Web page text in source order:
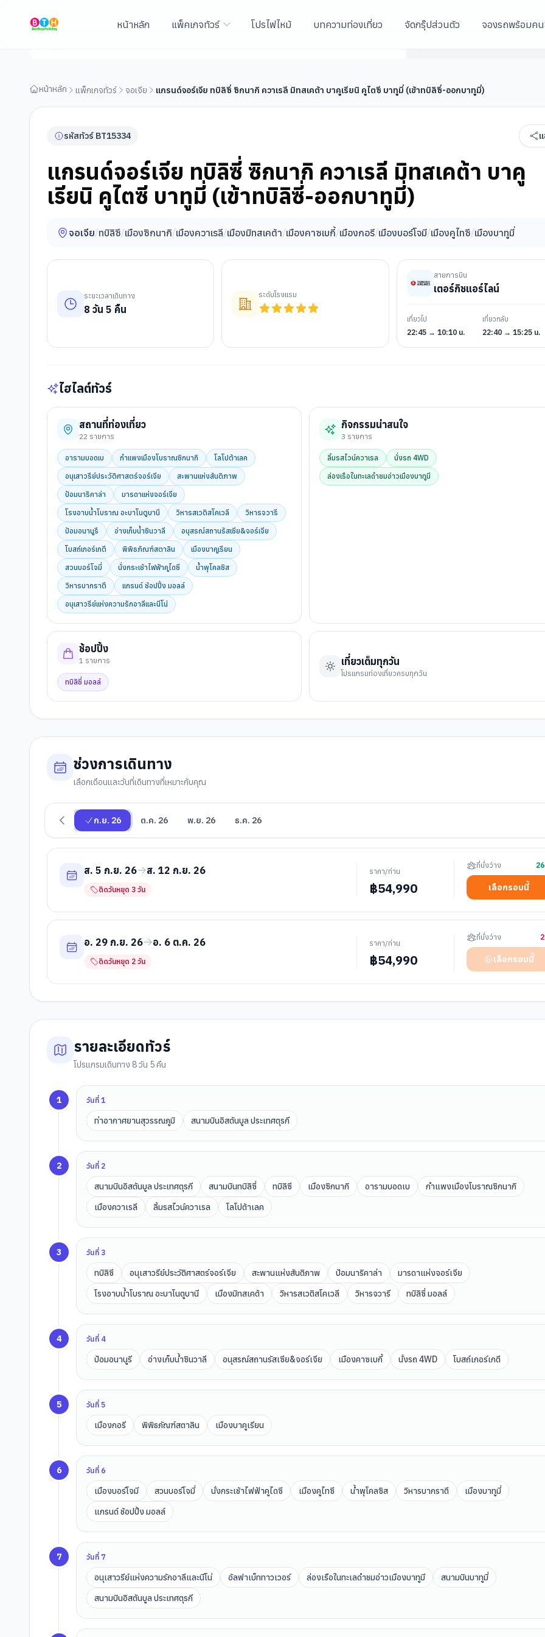
หน้าหลัก แพ็คเกจทัวร์ โปรไฟไหม้ บทความท่องเที่ยว จัดกรุ๊ปส่วนตัว จองรถพร้อมค
แกรนด์จอร์เจีย ทบิลิซี่ ซิกนากิ ควาเรลี มิทสเคต้า บาคูเรียนิ คูไตซี บาทูมี่ (เข้าทบิลิซี่-ออก
หน้าหลัก แพ็กเกจทัวร์ จอเจีย แกรนด์จอร์เจีย ทบิลิซี่ ซิกนากิ ควาเรลี มิทสเคต้า บาคูเรียนิ คูไตซี บาทูมี่ (เข้าทบิลิซี่-ออกบาทูมี่)
รหัสทัวร์ BT15334
แกรนด์จอร์เจีย ทบิลิซี่ ซิกนากิ ควาเรลี มิทสเคต้า บาคู
เรียนิ คูไตซี บาทูมี่ (เข้าทบิลิซี่-ออกบาทูมี่)
จอเจีย/ทบิลิซี/เมืองซิกนากิ/เมืองควาเรลี/เมืองมิทสเคต้า/เมืองคาซเบกี้/เมืองกอรี/เมืองบอร์โจมี/เมืองคูไทซี/เมืองบาทูมี่
ระยะเวลาเดินทาง
8 วัน 5 คืน
ระดับโรงแรม
สายการบิน
เตอร์กิชแอร์ไลน์
เที่ยวไป
22:45 → 10:10 น.
เที่ยวกลับ
22:40 → 15:25 น.
ไฮไลต์ทัวร์
สถานที่ท่องเที่ยว
22 รายการ
อารามบอดเบ กำแพงเมืองโบราณซิกนากิ
โลโปต้าเลค
อนุเสาวรีย์ประวัติศาสตร์จอร์เจีย
สะพานแห่งสันติภาพ
ป้อมนาริคาล่า
มารดาแห่งจอร์เจีย
โรงอาบน้ำโบราณ อะบาโนตูบานี
วิหารสเวติสโคเวลี
วิหารจวารี
ป้อมอนานูรี
อ่างเก็บน้ำซินวาลี
อนุสรณ์สถานรัสเซีย&จอร์เจีย
โบสถ์เกอร์เกตี
พิพิธภัณฑ์สตาลิน
เมืองบาคูเรียน
สวนบอร์โจมี่
นั่งกระเช้าไฟฟ้าคูไดซี
น้ำพุโคลซิส
วิหารบากราตี
แกรนด์ ช้อปปิ้ง มอลล์
อนุเสาวรีย์แห่งความรักอาลีและนีโน่
กิจกรรมน่าสนใจ
3 รายการ
ลิ้มรสไวน์ควาเรล
นั่งรถ 4WD
ล่องเรือในทะเลดำชมอ่าวเมืองบาทูมี
ช้อปปิ้ง
1 รายการ
ทบิลิซี่ มอลล์
เที่ยวเต็มทุกวัน
โปรแกรมท่องเที่ยวครบทุกวัน
ช่วงการเดินทาง
เลือกเดือนและวันที่เดินทางที่เหมาะกับคุณ
ก.ย. 26 ต.ค. 26 พ.ย. 26 ธ.ค. 26
ส. 5 ก.ย. 26 ส. 12 ก.ย. 26
ติดวันหยุด 3 วัน
ราคา/ท่าน
฿54,990
ที่นั่งว่าง 26
เลือกรอบนี้
อ. 29 ก.ย. 26 อ. 6 ต.ค. 26
ติดวันหยุด 2 วัน
ราคา/ท่าน
฿54,990
ที่นั่งว่าง 2
เลือกรอบนี้
รายละเอียดทัวร์
โปรแกรมเดินทาง 8 วัน 5 คืน
1 วันที่1
ท่าอากาศยานสุวรรณภูมิ สนามบินอิสตันบูล ประเทศตุรกี
2 วันที่ 2
สนามบินอิสตันบูล ประเทศตุรกี สนามบินทบิลิซี่ ทบิลิซี เมืองซิกนากิ อารามบอดเบ
กำแพงเมืองโบราณซิกนากิ
เมืองควาเรลี
ลิ้มรสไวน์ควาเรล โลโปต้าเลค
3 วันที่3
ทบิลิซี อนุเสาวรีย์ประวัติศาสตร์จอร์เจีย สะพานแห่งสันติภาพ ป้อมนาริคาล่า
มารดาแห่งจอร์เจีย
โรงอาบน้ำโบราณ อะบาโนตูบานี
เมืองมิทสเคต้า วิหารสเวติสโคเวลี วิหารจวารี ทบิลิซี่ มอลล์
4 วันที่ 4
ป้อมอนานูรี อ่างเก็บน้ำซินวาลี อนุสรณ์สถานรัสเซีย&จอร์เจีย เมืองคาซเบกี้ นั่งรถ 4WD โบสถ์เกอร์เกตี
5 วันที่5
เมืองกอรี พิพิธภัณฑ์สตาลิน เมืองบาคูเรียน
6 วันที่ 6
เมืองบอร์โจมี สวนบอร์โจมี่ นั่งกระเช้าไฟฟ้าคูไดซี เมืองคูไทซี น้ำพุโคลซิส วิหารบากราตี
เมืองบาทูมี่
แกรนด์ ช้อปปิ้ง มอลล์
7 วันที่ 7
อนุเสาวรีย์แห่งความรักอาลีและนีโน่ อัลฟาเบ็ททาวเวอร์ ล่องเรือในทะเลดำชมอ่าวเมืองบาทูมี
สนามบินบาทูมี่
สนามบินอิสตันบูล ประเทศตุรกี